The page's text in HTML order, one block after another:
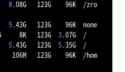
8.08G   123G    96K  /zro
5.43G   123G    96K  none
8K   123G 3.07G  /
5.43G   123G 5.35G  /
123G    96K  /hom